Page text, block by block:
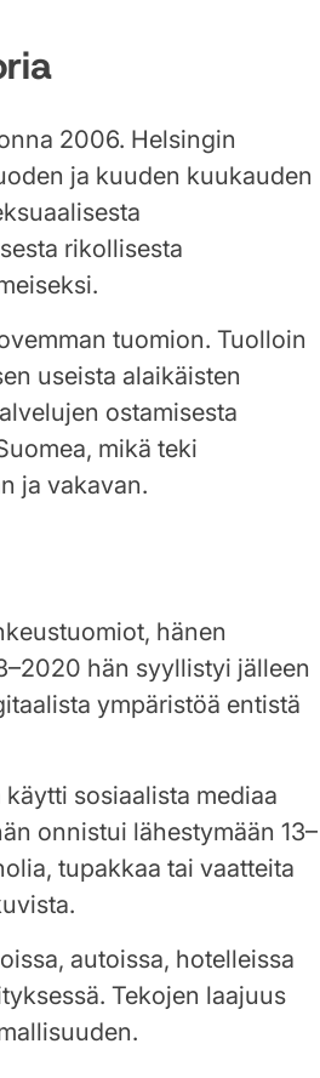
2006. Helsingin
ja kuuden kuukauden
rikollisesta
tuomion. Tuolloin
useista alaikäisten
ostamisesta
mikä teki
ja vakavan.
hänen
hän syyllistyi jälleen
ympäristöä entistä
sosiaalista mediaa
onnistui lähestymään 13–
tupakkaa tai vaatteita
autoissa, hotelleissa
Tekojen laajuus